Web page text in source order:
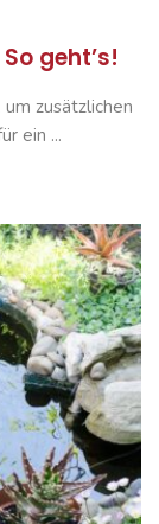
geht’s!
zusätzlichen
ein ...